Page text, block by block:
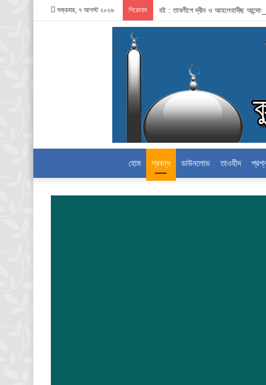
শুক্রবার, ৭ আগস্ট ২০২৬ শিরোনাম বই : তাবলীগে দ্বীন ও আহলেহাদীছ আন্দোলন
হোম প্রবন্ধ ডাউনলোড তাওহীদ